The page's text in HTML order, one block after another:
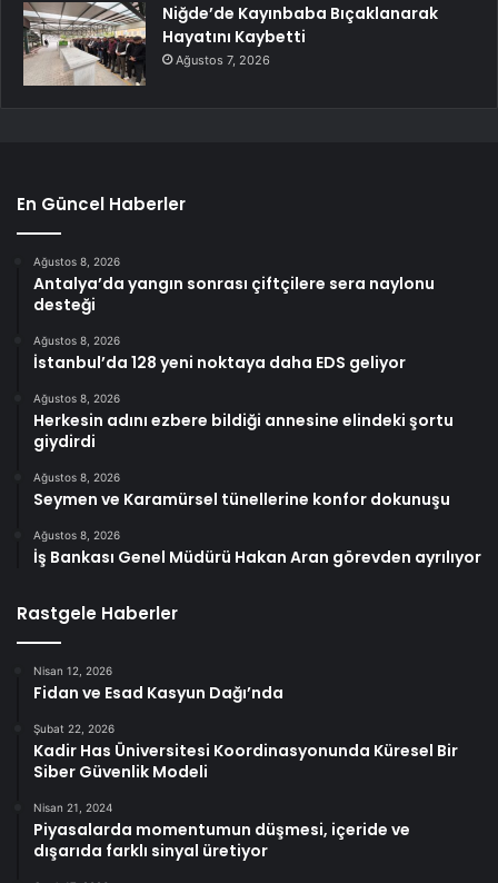
Niğde’de Kayınbaba Bıçaklanarak
Hayatını Kaybetti
Ağustos 7, 2026
En Güncel Haberler
Ağustos 8, 2026
Antalya’da yangın sonrası çiftçilere sera naylonu
desteği
Ağustos 8, 2026
İstanbul’da 128 yeni noktaya daha EDS geliyor
Ağustos 8, 2026
Herkesin adını ezbere bildiği annesine elindeki şortu
giydirdi
Ağustos 8, 2026
Seymen ve Karamürsel tünellerine konfor dokunuşu
Ağustos 8, 2026
İş Bankası Genel Müdürü Hakan Aran görevden ayrılıyor
Rastgele Haberler
Nisan 12, 2026
Fidan ve Esad Kasyun Dağı’nda
Şubat 22, 2026
Kadir Has Üniversitesi Koordinasyonunda Küresel Bir
Siber Güvenlik Modeli
Nisan 21, 2024
Piyasalarda momentumun düşmesi, içeride ve
dışarıda farklı sinyal üretiyor